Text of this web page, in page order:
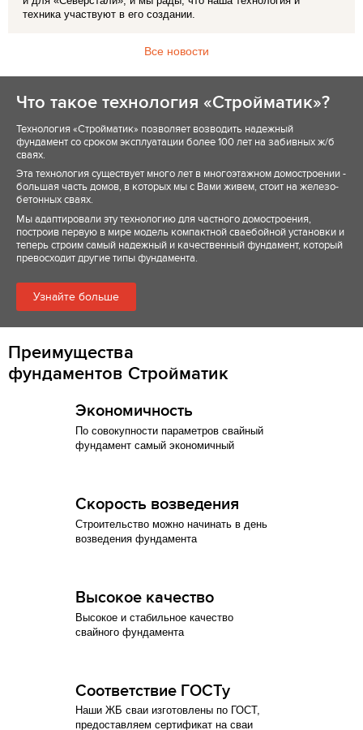
техника участвуют в его создании.
Все новости
Что такое технология «Стройматик»?
Технология «Стройматик» позволяет возводить надежный
фундамент со сроком эксплуатации более 100 лет на забивных ж/б
сваях.
Эта технология существует много лет в многоэтажном домостроении -
большая часть домов, в которых мы с Вами живем, стоит на железо-
бетонных сваях.
Мы адаптировали эту технологию для частного домостроения,
построив первую в мире модель компактной сваебойной установки и
теперь строим самый надежный и качественный фундамент, который
превосходит другие типы фундамента.
Узнайте больше
Преимущества
фундаментов Стройматик
Экономичность
По совокупности параметров свайный
фундамент самый экономичный
Скорость возведения
Строительство можно начинать в день
возведения фундамента
Высокое качество
Высокое и стабильное качество
свайного фундамента
Соответствие ГОСТу
Наши ЖБ сваи изготовлены по ГОСТ,
предоставляем сертификат на сваи